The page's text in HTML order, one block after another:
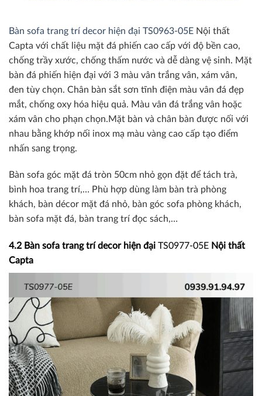
Bàn sofa trang trí decor hiện đại TS0963-05E Nội thất
Capta với chất liệu mặt đá phiến cao cấp với độ bền cao,
chống trầy xước, chống thấm nước và dễ dàng vệ sinh. Mặt
bàn đá phiến hiện đại với 3 màu vân trắng vân, xám vân,
đen tùy chọn. Chân bàn sắt sơn tĩnh điện màu vân đá đẹp
mắt, chống oxy hóa hiệu quả. Màu vân đá trắng vân hoặc
xám vân cho phạn chọn.Mặt bàn và chân bàn được nối với
nhau bằng khớp nối inox mạ màu vàng cao cấp tạo điểm
nhấn sang trọng.
Bàn sofa góc mặt đá tròn 50cm nhỏ gọn đặt để tách trà,
bình hoa trang trí,… Phù hợp dùng làm bàn trà phòng
khách, bàn décor mặt đá nhỏ, bàn góc sofa phòng khách,
bàn sofa mặt đá, bàn trang trí đọc sách,…
4.2 Bàn sofa trang trí decor hiện đại TS0977-05E Nội thất
Capta